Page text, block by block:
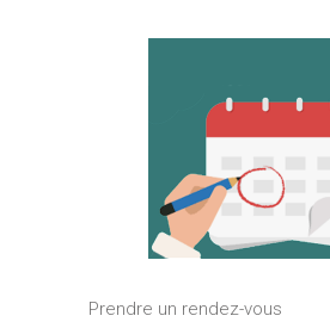
Prendre un rendez-vous